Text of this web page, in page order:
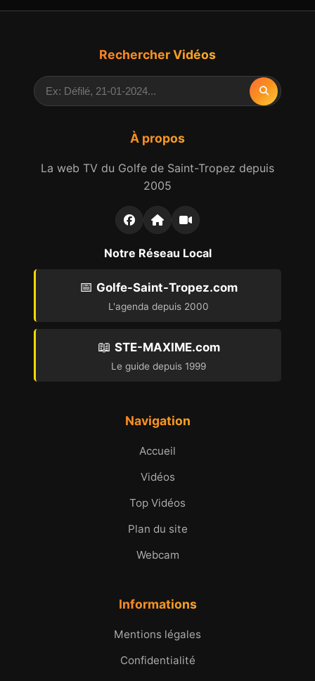
À propos
La web TV du Golfe de Saint-Tropez depuis
2005
Notre Réseau Local
📅 Golfe-Saint-Tropez.com
L'agenda depuis 2000
📖 STE-MAXIME.com
Le guide depuis 1999
Navigation
Accueil
Vidéos
Top Vidéos
Plan du site
Webcam
Informations
Mentions légales
Confidentialité
Rechercher Vidéos